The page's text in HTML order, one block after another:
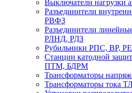
Выключатели нагрузки
Разъединители
РВФЗ
Разъединители
РЛНД, РДЗ
Рубильники РПС, ВР, РЕ
Станции катодной
ПТМ, БДРМ
Трансформаторы
Трансформаторы тока